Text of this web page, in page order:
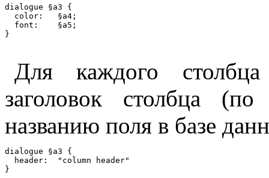
dialogue §a3 {
  color:   §a4;
  font:    §a5;
Для каждого
заголовок столбца
названию поля в базе
dialogue §a3 {
  header:  "column header"